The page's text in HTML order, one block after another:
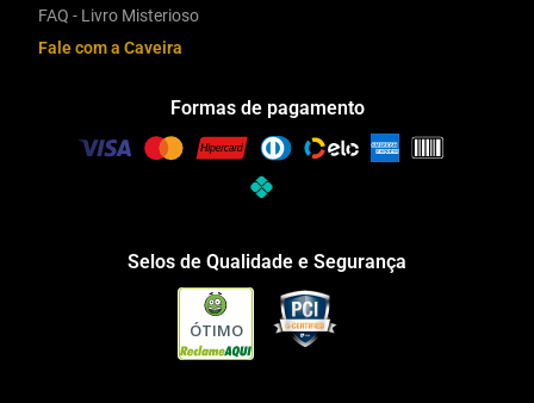
FAQ - Livro Misterioso
Fale com a Caveira
Formas de pagamento
Selos de Qualidade e Segurança
ÓTIMO